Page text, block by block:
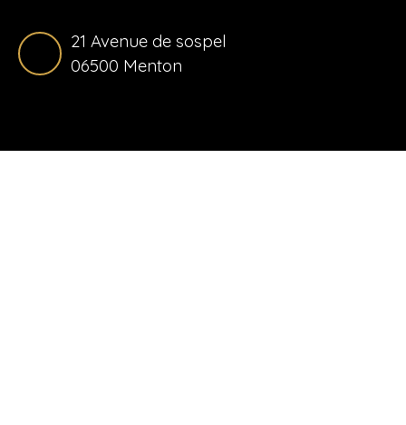
21 Avenue de sospel
06500 Menton